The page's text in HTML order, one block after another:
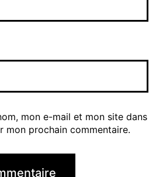
mon e-mail et mon site dans
mon prochain commentaire.